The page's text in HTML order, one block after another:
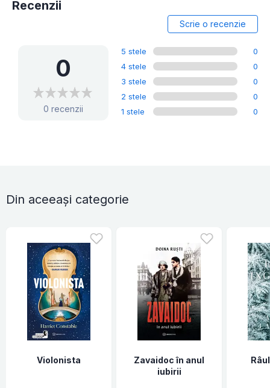
Recenzii
Scrie o recenzie
0
0 recenzii
5 stele
0
4 stele
0
3 stele
0
2 stele
0
1 stele
0
Din aceeași categorie
Violonista
Zavaidoc în anul
iubirii